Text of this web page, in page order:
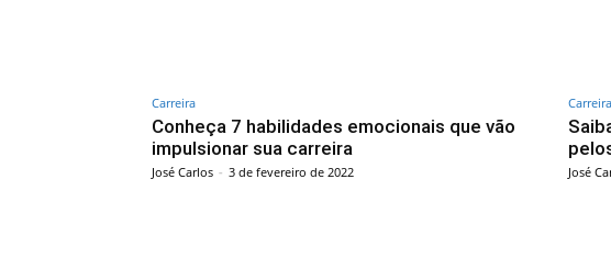
Carreira
Conheça 7 habilidades emocionais que vão
impulsionar sua carreira
José Carlos - 3 de fevereiro de 2022
Carreira
José